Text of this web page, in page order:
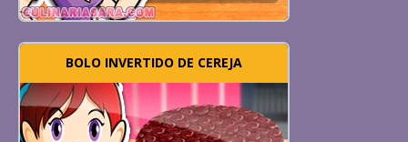
BOLO INVERTIDO DE CEREJA